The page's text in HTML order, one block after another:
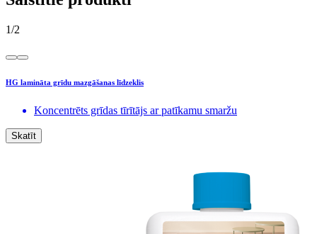
1/2
HG lamināta grīdu mazgāšanas līdzeklis
Koncentrēts grīdas tīrītājs ar patīkamu smaržu
Skatīt